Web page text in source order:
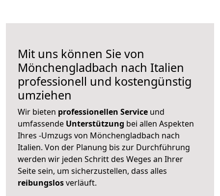
Mit uns können Sie von
Mönchengladbach nach Italien
professionell und kostengünstig
umziehen
Wir bieten professionellen Service und
umfassende Unterstützung bei allen Aspekten
Ihres -Umzugs von Mönchengladbach nach
Italien. Von der Planung bis zur Durchführung
werden wir jeden Schritt des Weges an Ihrer
Seite sein, um sicherzustellen, dass alles
reibungslosverläuft.